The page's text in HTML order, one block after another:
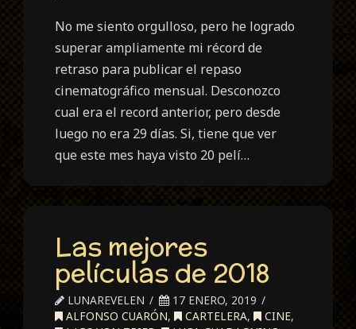
No me siento orgulloso, pero he logrado
superar ampliamente mi récord de
retraso para publicar el repaso
cinematográfico mensual. Desconozco
cual era el record anterior, pero desde
luego no era 29 días. Si, tiene que ver
que este mes haya visto 20 pelí…
Las mejores
películas de 2018
LUNAREVELEN
17 ENERO, 2019
ALFONSO CUARÓN, CARTELERA, CINE,